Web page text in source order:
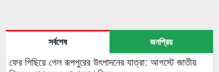
সর্বশেষ জনপ্রিয়
ফের পিছিয়ে গেল রূপপুরের উৎপাদনের যাত্রা: আগস্টে জাতীয়